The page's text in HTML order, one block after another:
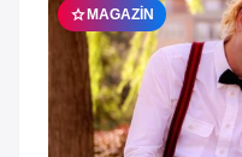
starMAGAZIN